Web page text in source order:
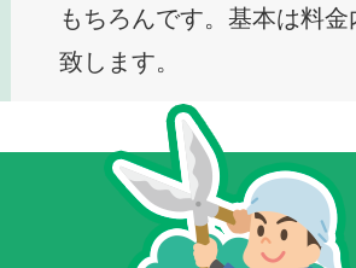
もちろんです。基本は料
致します。